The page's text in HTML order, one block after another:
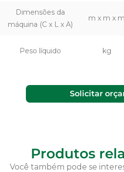
Dimensões da
máquina (C x L x A)
m x m x m
Peso líquido kg
Solicitar
Produtos
Você também pode se